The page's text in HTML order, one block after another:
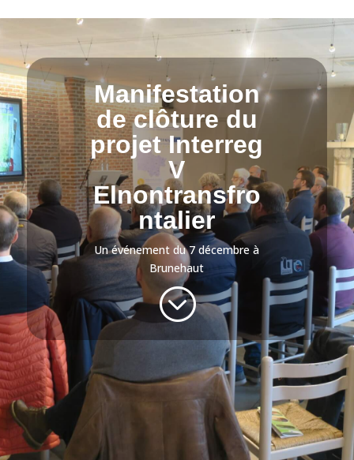
Manifestation
de clôture du
projet Interreg
V
Elnontransfro
ntalier
Un événement du 7 décembre à
Brunehaut
;